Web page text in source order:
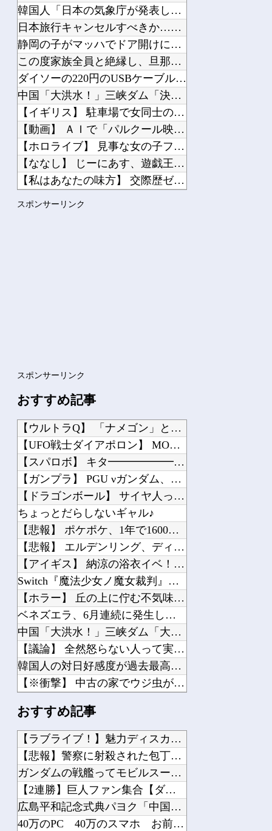
Powered by livedoor 相互RSS
韓国人「日本の気象庁が発表した“スーパー台風13号”の予想進...
日本旅行キャンセルすべきか…1万年ぶり史上最大級の火山の兆し...
静岡の子がマッハでドア開けに行った
この度家族全員と絶縁し、旦那も含めて私の周りから親類と呼べる...
ダイソーの220円のUSBケーブルが3ヶ月でダメになったんや...
中国「大洪水！」三峡ダム「決壊危機」中国「土砂崩れと洪水被害...
【イギリス】 駐車場で女同士の乱闘騒ぎが勃発
【動画】 ＡＩで「パルクール映像」を作ったらなんかコワい結果...
【ホロライブ】 見事な女の子フォームからの剛速球
【ななし】 じーにあす、遊戯王で今月もダイヤ到達！『先生もう...
【私はあなたの味方】 交際歴ゼロの同級生宅に唐揚げや文庫本を...
スポンサーリンク
スポンサーリンク
おすすめ記事
【ウルトラQ】 「ナメゴン」とかいうシリーズ初の宇宙怪獣
【UFO戦士ダイアポロン】 MODEROID 「ダイアポロン」プラモデル【明日予...
【スパロボ】 キタ━━━━━━(゜∀゜)━━━━━━ !!!!!
【ガンプラ】 PGU νガンダム、4割引きの店舗が現れる…安いけど置く場所が…
【ドラゴンボール】 サイヤ人ってさ・・・・
ちょっとだらしないギャル♪
【悲報】 ポケポケ、1年で1600万人が引退・・・
【悲報】 エルデンリング、ディレイばかりで本当に面白くないこのゲーム←賛同の声が...
【アイギス】 納涼の浴衣イベ！？マータンとリッチ、エターナーが来る模様！！！
Switch『魔法少女ノ魔女裁判』修正パッチ出したら別のバグ発生、来週まで直せま...
【ホラー】 丘の上に佇む不気味すぎる廃墟に行ってみた結果
ベネズエラ、6月連続に発生した大地震の犠牲者が「6000人超」に
中国「大洪水！」三峡ダム「大雨で増水（台風直撃前」中国ダム「緊急放流！」中国鉄道...
【議論】 全然怒らない人って実際どういう心理なん？
韓国人の対日好感度が過去最高に、「ノージャパン」は終わった？＝ネット「中国より1...
【※衝撃】 中古の家でウジ虫がどんどんわいてくる→思い切って床板を剥してみた結果...
中国人のリウさん、新エネ車で国境越えたら遠隔操作で30時間ロックされる！
中国「大洪水！」中国ダム「決壊」地元民「公式発表より死者多い！」中国政府「住民拘...
リュウジ氏「ダルい料理トップ10に入る」夏の定番料理は冷やし中華 「あり得ないほ...
【私はあなたの味方】 交際歴ゼロの同級生宅に唐揚げや文庫本を20回以上届けた24...
ベネズエラ、6月連続に発生した大地震の犠牲者が「6000人超」に
古き良きロールプレイングゲームにありがちな事
おすすめ記事
【ラブライブ！】魅力ディスカバー、次は16日にランジュ【虹ヶ...
【悲報】警察に射殺された包丁男、直前に母を亡くし精神的ショッ...
ガンダムの戦艦ってモビルスーツに簡単に落とされるけど・・・・...
【2連勝】巨人ファン集合【ダルベック】他
広島平和記念式典パヨク「中国人民と連帯して戦おー！悪政高市を...
40万のPC 40万のスマホ お前らどっちが欲しい？他